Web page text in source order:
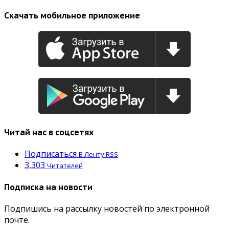
Скачать мобильное приложение
Читай нас в соцсетях
Подписаться В Ленту RSS
3,303 Читателей
Подписка на новости
Подпишись на рассылку новостей по электронной
почте.